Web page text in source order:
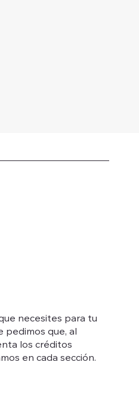
necesites para tu
pedimos que, al
los créditos
en cada sección.